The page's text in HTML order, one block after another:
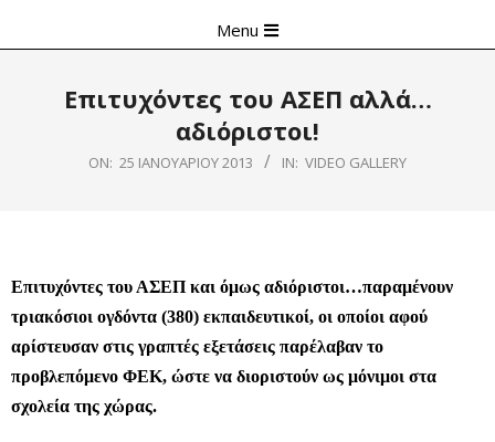
Navigation
Menu
Επιτυχόντες του ΑΣΕΠ αλλά…
αδιόριστοι!
ON: 25 ΙΑΝΟΥΑΡΊΟΥ 2013 IN: VIDEO GALLERY
Επιτυχόντες του ΑΣΕΠ και όμως αδιόριστοι…παραμένουν
τριακόσιοι ογδόντα (380) εκπαιδευτικοί, οι οποίοι αφού
αρίστευσαν στις γραπτές εξετάσεις παρέλαβαν το
προβλεπόμενο ΦΕΚ, ώστε να διοριστούν ως μόνιμοι στα
σχολεία της χώρας.